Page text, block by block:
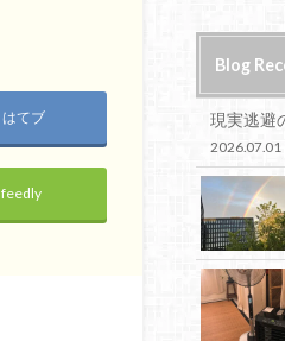
はてブ
feedly
Blog
現実逃避
2026.07.01